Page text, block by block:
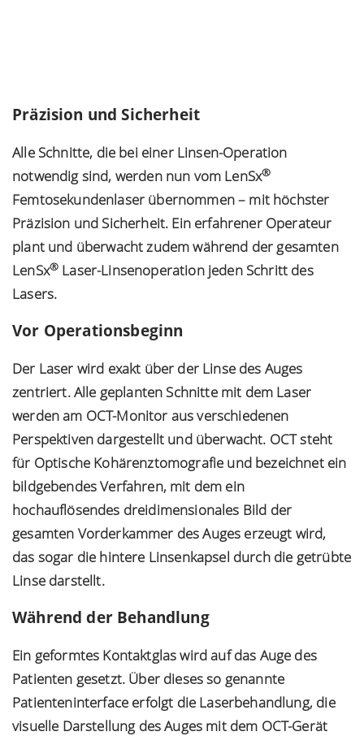
Präzision und Sicherheit
Alle Schnitte, die bei einer Linsen-Operation
notwendig sind, werden nun vom LenSx®
Femtosekundenlaser übernommen – mit höchster
Präzision und Sicherheit. Ein erfahrener Operateur
plant und überwacht zudem während der gesamten
LenSx® Laser-Linsenoperation jeden Schritt des
Lasers.
Vor Operationsbeginn
Der Laser wird exakt über der Linse des Auges
zentriert. Alle geplanten Schnitte mit dem Laser
werden am OCT-Monitor aus verschiedenen
Perspektiven dargestellt und überwacht. OCT steht
für Optische Kohärenztomografie und bezeichnet ein
bildgebendes Verfahren, mit dem ein
hochauflösendes dreidimensionales Bild der
gesamten Vorderkammer des Auges erzeugt wird,
das sogar die hintere Linsenkapsel durch die getrübte
Linse darstellt.
Während der Behandlung
Ein geformtes Kontaktglas wird auf das Auge des
Patienten gesetzt. Über dieses so genannte
Patienteninterface erfolgt die Laserbehandlung, die
visuelle Darstellung des Auges mit dem OCT-Gerät